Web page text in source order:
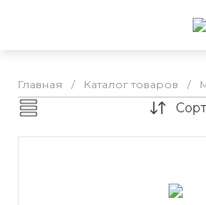
Главная / Каталог товаров /
DEVON смазки